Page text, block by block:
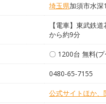
埼玉県加須市水深
【電車】東武鉄
から約9分
〇 1200台 無料(
0480-65-7155
公式サイトほか、